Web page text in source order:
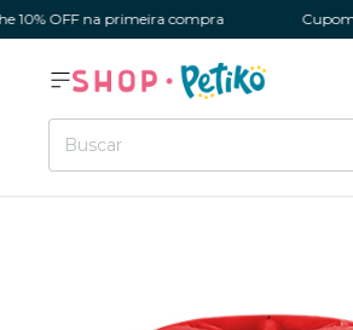
OFF na primeira compra Cupom